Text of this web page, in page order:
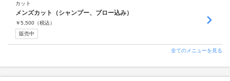
カット
メンズカット（シャンプー、ブロー込み）
￥5,500 （税込）
販売中
全てのメニューを見る